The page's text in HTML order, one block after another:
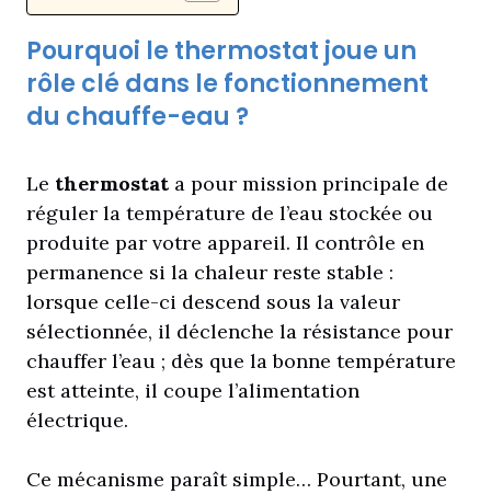
Pourquoi le thermostat joue un
rôle clé dans le fonctionnement
du chauffe-eau ?
Le thermostat a pour mission principale de
réguler la température de l’eau stockée ou
produite par votre appareil. Il contrôle en
permanence si la chaleur reste stable :
lorsque celle-ci descend sous la valeur
sélectionnée, il déclenche la résistance pour
chauffer l’eau ; dès que la bonne température
est atteinte, il coupe l’alimentation
électrique.
Ce mécanisme paraît simple… Pourtant, une